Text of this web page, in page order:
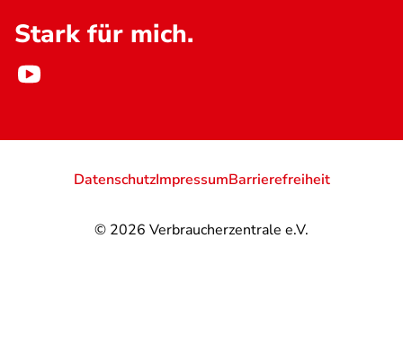
Stark für mich.
© 2026 Verbraucherzentrale e.V.
DatenschutzImpressumBarrierefreiheit